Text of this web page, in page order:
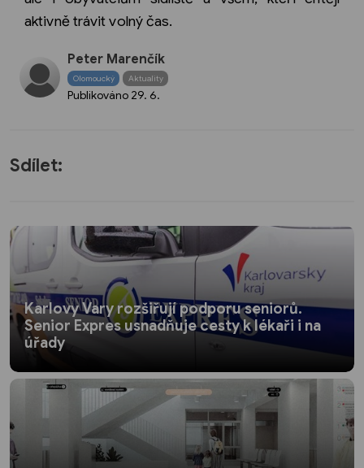
aktivně trávit volný čas.
Peter Marenčík
Olomoucký Aktuality
Publikováno 29. 6.
Sdílet:
Karlovy Vary rozšiřují podporu seniorů.
Senior Expres usnadňuje cesty k lékaři i na
úřady